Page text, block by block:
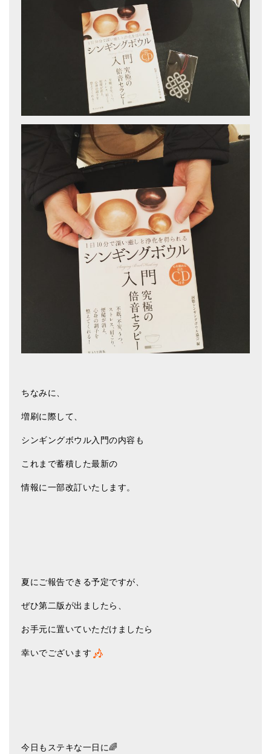
ちなみに、
増刷に際して、
シンギングボウル入門の内容も
これまで蓄積した最新の
情報に一部改訂いたします。
夏にご報告できる予定ですが、
ぜひ第二版が出ましたら、
お手元に置いていただけましたら
幸いでございます
今日もステキな一日に🌈